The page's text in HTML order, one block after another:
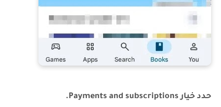
حدد خيار Payments and subscriptions.